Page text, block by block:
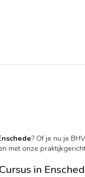
? Of je nu je
met onze
in